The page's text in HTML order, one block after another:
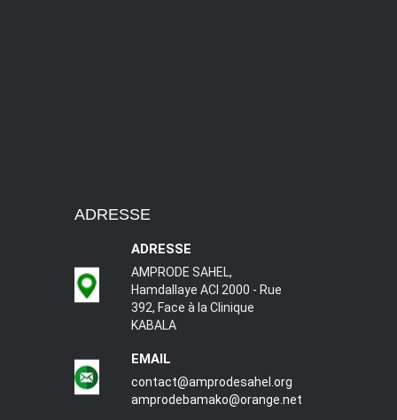
ADRESSE
ADRESSE
AMPRODE SAHEL,
Hamdallaye ACI 2000 - Rue
392, Face à la Clinique
KABALA
EMAIL
contact@amprodesahel.org
amprodebamako@orange.net